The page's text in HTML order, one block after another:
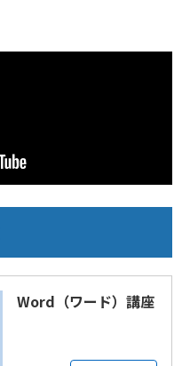
Word（ワード）講座